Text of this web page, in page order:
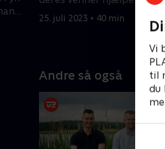
Vi
til
du
rette?
25. juli 2023 • 40 min
Andre så også